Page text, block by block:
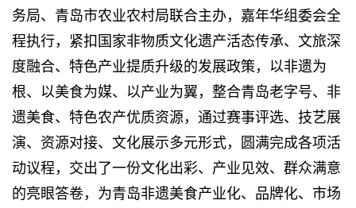
务局、青岛市农业农村局联合主办，嘉年华组委会全
程执行，紧扣国家非物质文化遗产活态传承、文旅深
度融合、特色产业提质升级的发展政策，以非遗为
根、以美食为媒、以产业为翼，整合青岛老字号、非
遗美食、特色农产优质资源，通过赛事评选、技艺展
演、资源对接、文化展示多元形式，圆满完成各项活
动议程，交出了一份文化出彩、产业见效、群众满意
的亮眼答卷，为青岛非遗美食产业化、品牌化、市场